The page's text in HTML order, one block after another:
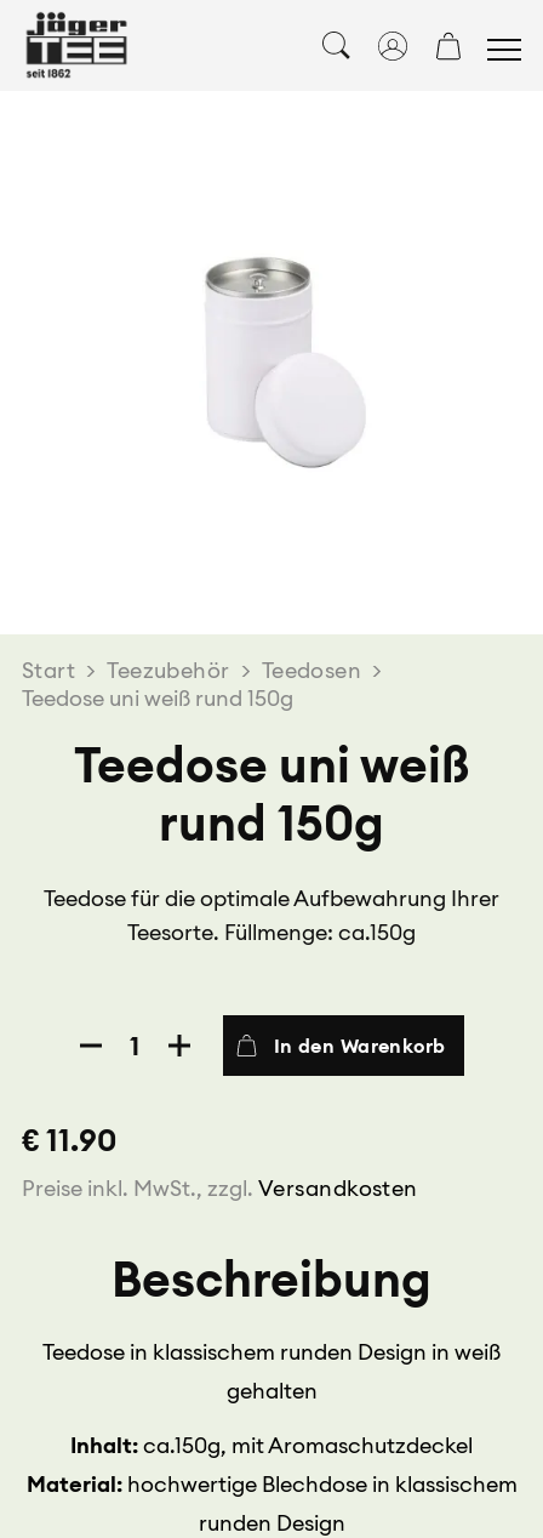
Start > Teezubehör > Teedosen >
Teedose uni weiß rund 150g
Teedose uni weiß
rund 150g
Teedose für die optimale Aufbewahrung Ihrer
Teesorte. Füllmenge: ca.150g
Teedose
uni
150g
In den Warenkorb
€ 11.90
Preise inkl. MwSt., zzgl. Versandkosten
Beschreibung
Teedose in klassischem runden Design in weiß
gehalten
Inhalt:ca.150g, mit Aromaschutzdeckel
Material:hochwertige Blechdose in klassischem
runden Design